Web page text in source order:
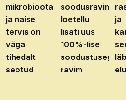
mikrobioota
ja naise
tervis on
väga
tihedalt
seotud
soodusravimite
loetellu
lisati uus
100%-lise
soodustusega
ravim
ja